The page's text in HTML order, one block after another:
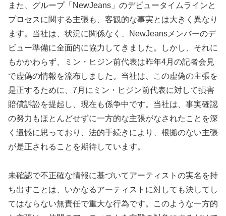
また、グループ「NewJeans」のデビュータイムラインと
プロセスに関する主張も、客観的な事実とは大きく異なり
ます。当社は、状況に関係なく、NewJeansメンバーのデ
ビュー準備に全面的に協力してきました。しかし、それに
もかかわらず、ミン・ヒジン前代表は昨年4月の記者会見
で虚偽の情報を流布しました。当社は、この虚偽の主張を
是正するために、7月にミン・ヒジン前代表に対して損害
賠償訴訟を提起し、現在も係争中です。当社は、事実確認
の努力もほとんどせずに一方的な主張がなされたことを深
く遺憾に思っており、法的手続きにより、根拠のない主張
が是正されることを期待しています。
未確認で不正確な情報に基づいてアーティストの実名を持
ち出すことは、いかなるアーティストに対しても決してし
てはならない無責任で重大な行為です。このような一方的